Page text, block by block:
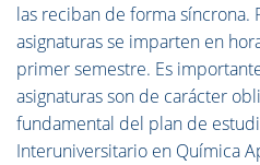
las reciban de forma síncrona.
asignaturas se imparten en
primer semestre. Es
asignaturas son de carácter
fundamental del plan de
Interuniversitario en Química